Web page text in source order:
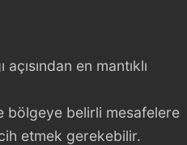
en mantıklı
bölgeye belirli mesafelere
etmek gerekebilir.